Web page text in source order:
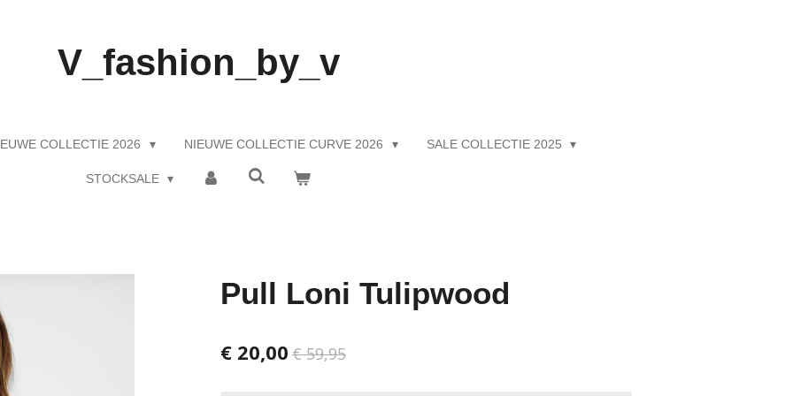
V_fashion_by_v
COLLECTIE 2026 NIEUWE COLLECTIE CURVE 2026 SALE COLLECTIE 2025
STOCKSALE
Pull Loni Tulipwood
€ 20,00 € 59,95